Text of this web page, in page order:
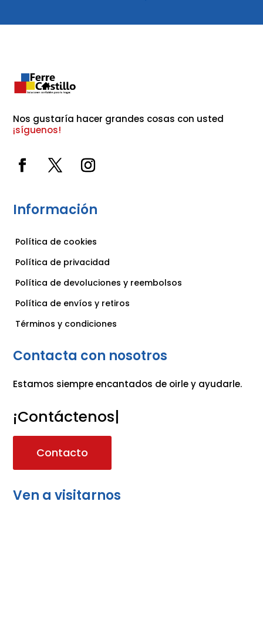
Nos gustaría hacer grandes cosas con usted
¡síguenos!
Información
Política de cookies
Política de privacidad
Política de devoluciones y reembolsos
Política de envíos y retiros
Términos y condiciones
Contacta con nosotros
Estamos siempre encantados de oirle y ayudarle.
¡Contáctenos!
Contacto
Ven a visitarnos